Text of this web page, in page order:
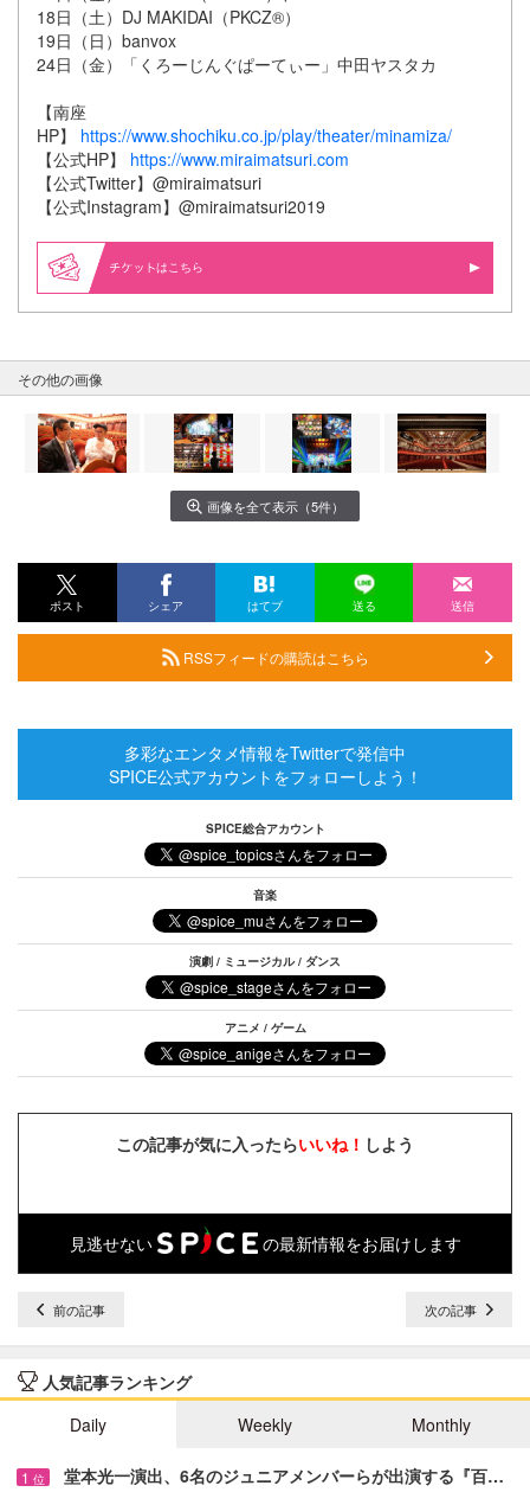
18日（土）DJ MAKIDAI（PKCZ®）
19日（日）banvox
24日（金）「くろーじんぐぱーてぃー」中田ヤスタカ
【南座
HP】 https://www.shochiku.co.jp/play/theater/minamiza/
【公式HP】 https://www.miraimatsuri.com
【公式Twitter】@miraimatsuri
【公式Instagram】@miraimatsuri2019
はこちら
その他の画像
画像を全て表示（5件）
ポスト シェア はてブ 送る 送信
RSSフィードの購読はこちら
多彩なエンタメ情報をTwitterで発信中
SPICE公式アカウントをフォローしよう！
SPICE総合アカウント
音楽
演劇 / ミュージカル / ダンス
アニメ / ゲーム
この記事が気に入ったらいいね！ しよう
見逃せない の最新情報をお届けします
前の記事 次の記事
人気記事ランキング
Daily
Weekly Monthly
1 位 堂本光一演出、6名のジュニアメンバーらが出演する『百…